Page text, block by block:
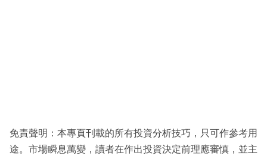
免責聲明：本專頁刊載的所有投資分析技巧，只可作參考用
途。市場瞬息萬變，讀者在作出投資決定前理應審慎，並主